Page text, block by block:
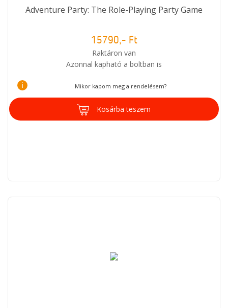
Adventure Party: The Role-Playing Party Game
15790,- Ft
Raktáron van
Azonnal kapható a boltban is
i Mikor kapom meg a rendelésem?
Kosárba teszem